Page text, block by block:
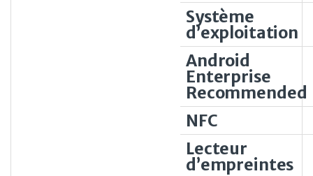
Système
d’exploitation
Android
Enterprise
Recommended
NFC
Lecteur
d’empreintes